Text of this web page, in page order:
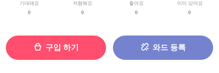
기대돼요
0
저렴해요
0
좋아요
0
이미 샀어요
0
구입 하기 와드 등록